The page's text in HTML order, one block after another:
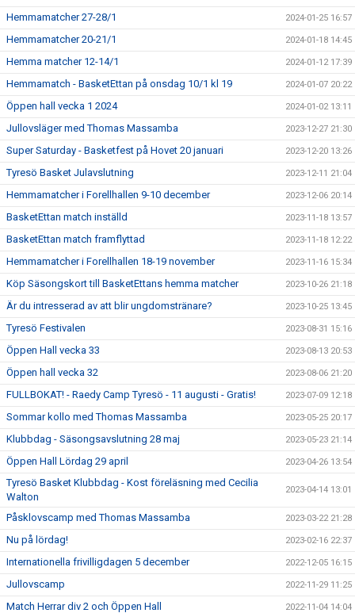
Hemmamatcher 27-28/1 2024-01-25 16:57
Hemmamatcher 20-21/1 2024-01-18 14:45
Hemma matcher 12-14/1 2024-01-12 17:39
Hemmamatch - BasketEttan på onsdag 10/1 kl 19 2024-01-07 20:22
Öppen hall vecka 1 2024 2024-01-02 13:11
Jullovsläger med Thomas Massamba 2023-12-27 21:30
Super Saturday - Basketfest på Hovet 20 januari 2023-12-20 13:26
Tyresö Basket Julavslutning 2023-12-11 21:04
Hemmamatcher i Forellhallen 9-10 december 2023-12-06 20:14
BasketEttan match inställd 2023-11-18 13:57
BasketEttan match framflyttad 2023-11-18 12:22
Hemmamatcher i Forellhallen 18-19 november 2023-11-16 15:34
Köp Säsongskort till BasketEttans hemma matcher 2023-10-26 21:18
Är du intresserad av att blir ungdomstränare? 2023-10-25 13:45
Tyresö Festivalen 2023-08-31 15:16
Öppen Hall vecka 33 2023-08-13 20:53
Öppen hall vecka 32 2023-08-06 21:20
FULLBOKAT! - Raedy Camp Tyresö - 11 augusti - Gratis! 2023-07-09 12:18
Sommar kollo med Thomas Massamba 2023-05-25 20:17
Klubbdag - Säsongsavslutning 28 maj 2023-05-23 21:14
Öppen Hall Lördag 29 april 2023-04-26 13:54
Tyresö Basket Klubbdag - Kost föreläsning med Cecilia
Walton
2023-04-14 13:01
Påsklovscamp med Thomas Massamba 2023-03-22 21:28
Nu på lördag! 2023-02-16 22:37
Internationella frivilligdagen 5 december 2022-12-05 16:15
Jullovscamp 2022-11-29 11:25
Match Herrar div 2 och Öppen Hall 2022-11-04 14:04